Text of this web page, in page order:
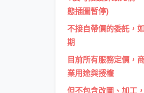
態插圖暫停)
不接自帶價的委託，
期
目前所有服務定價，
業用途與授權
但不包含改圖、加工